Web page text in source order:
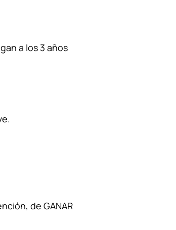
a los 3 años
de GANAR